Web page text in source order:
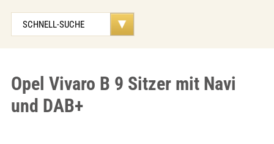
Opel Vivaro B 9 Sitzer mit Navi
und DAB+